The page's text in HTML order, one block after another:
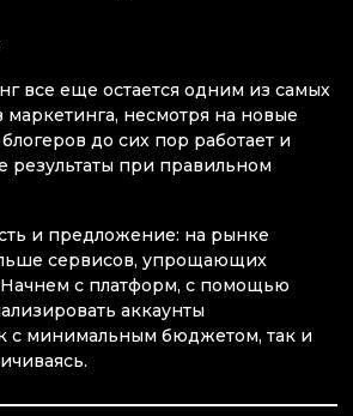
все еще остается одним из самых
несмотря на новые
до сих пор работает и
результаты при правильном
и предложение: на рынке
сервисов, упрощающих
с платформ, с помощью
аккаунты
с минимальным бюджетом, так и